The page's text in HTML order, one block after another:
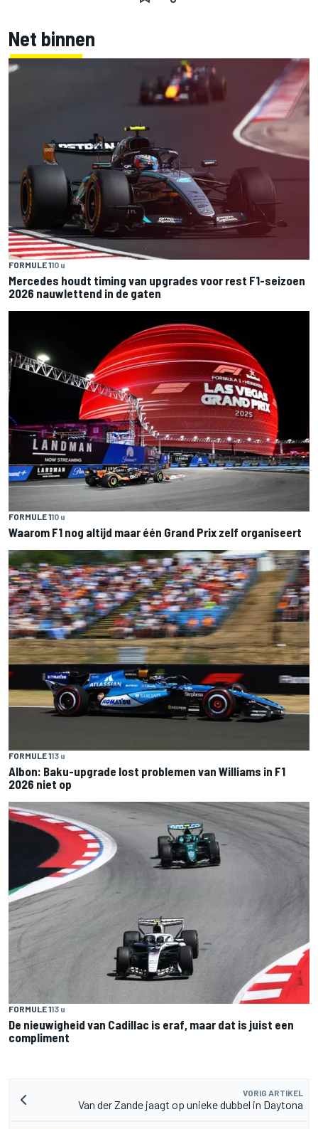
Net binnen
FORMULE 110 u
Mercedes houdt timing van upgrades voor rest F1-seizoen
2026 nauwlettend in de gaten
FORMULE 110 u
Waarom F1 nog altijd maar één Grand Prix zelf organiseert
FORMULE 113 u
Albon: Baku-upgrade lost problemen van Williams in F1
2026 niet op
FORMULE 113 u
De nieuwigheid van Cadillac is eraf, maar dat is juist een
compliment
VORIG ARTIKEL
Van der Zande jaagt op unieke dubbel in Daytona